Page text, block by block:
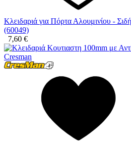
Κλειδαριά για Πόρτα Αλουμινίου -
(60049)
7,60 €